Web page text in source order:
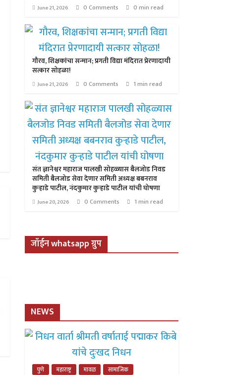
June 21, 2026 0 Comments 0 min read
गौरव, शिक्षकांचा सन्मान; प्रगती विद्या मंदिरात प्रेरणादायी
सत्कार सोहळा!
June 21, 2026 0 Comments 1 min read
संत ज्ञानेश्वर महाराज पालखी सोहळ्यास बैलजोड निवड
समिती बैलजोड सेवा देणार समिती अध्यक्ष बबनराव
कुऱ्हाडे पाटील, नंदकुमार कुऱ्हाडे पाटील यांची घोषणा
June 20, 2026 0 Comments 1 min read
जॉईन whatsapp ग्रुप
NEWS
पुणे महाराष्ट्र मावळ सामाजिक